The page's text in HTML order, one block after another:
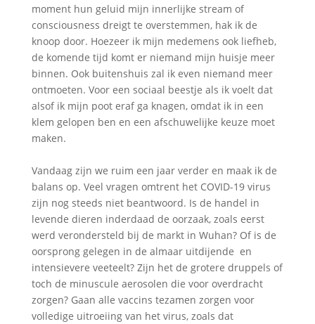
moment hun geluid mijn innerlijke stream of
consciousness dreigt te overstemmen, hak ik de
knoop door. Hoezeer ik mijn medemens ook liefheb,
de komende tijd komt er niemand mijn huisje meer
binnen. Ook buitenshuis zal ik even niemand meer
ontmoeten. Voor een sociaal beestje als ik voelt dat
alsof ik mijn poot eraf ga knagen, omdat ik in een
klem gelopen ben en een afschuwelijke keuze moet
maken.
Vandaag zijn we ruim een jaar verder en maak ik de
balans op. Veel vragen omtrent het COVID-19 virus
zijn nog steeds niet beantwoord. Is de handel in
levende dieren inderdaad de oorzaak, zoals eerst
werd verondersteld bij de markt in Wuhan? Of is de
oorsprong gelegen in de almaar uitdijende en
intensievere veeteelt? Zijn het de grotere druppels of
toch de minuscule aerosolen die voor overdracht
zorgen? Gaan alle vaccins tezamen zorgen voor
volledige uitroeiing van het virus, zoals dat